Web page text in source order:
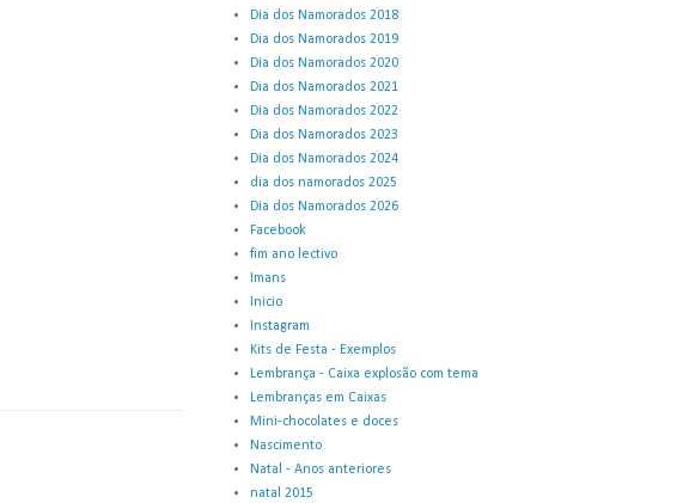
Dia dos Namorados 2018
Dia dos Namorados 2019
Dia dos Namorados 2020
Dia dos Namorados 2021
Dia dos Namorados 2022
Dia dos Namorados 2023
Dia dos Namorados 2024
dia dos namorados 2025
Dia dos Namorados 2026
Facebook
fim ano lectivo
Imans
Inicio
Instagram
Kits de Festa - Exemplos
Lembrança - Caixa explosão com tema
Lembranças em Caixas
Mini-chocolates e doces
Nascimento
Natal - Anos anteriores
natal 2015